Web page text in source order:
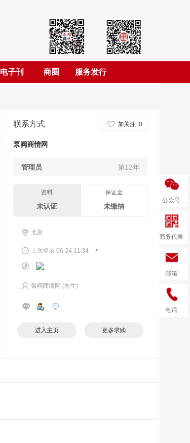
电子刊 商圈 服务发行
联系方式 加关注 0
泵阀商情网
管理员 第12年
资料
未认证
保证金
未缴纳
北京
上次登录 06-24 11:34 •
泵阀商情网 (先生)
进入主页 更多求购
公众号
商务代表
邮箱
电话